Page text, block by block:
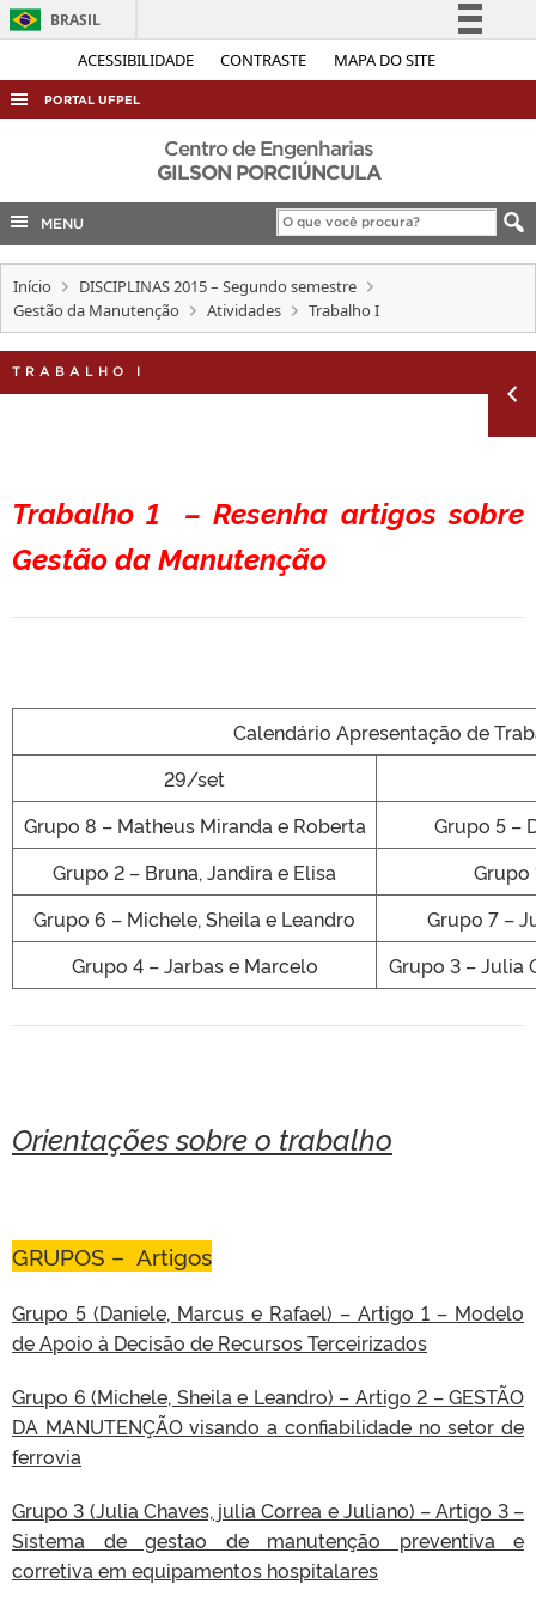
ACESSIBILIDADE CONTRASTE MAPA DO SITE
BRASIL
Simplifique!
Acesso à informação
Legislação
Canais
PORTAL UFPEL
ACESSO À INFORMAÇÃO
COBALTO
CONCURSOS
EDITAIS
Centro de Engenharias
GILSON PORCIÚNCULA
MENU
Início
DISCIPLINAS 2015 – Segundo semestre
Gestão da Manutenção
Atividades Trabalho I
TRABALHO I
Trabalho 1 – Resenha artigos sobre
Gestão da Manutenção
Calendário Apresentação de
29/set
Grupo 8 – Matheus Miranda e Roberta
Grupo 5 –
Grupo 2 – Bruna, Jandira e Elisa
Grupo
Grupo 6 – Michele, Sheila e Leandro
Grupo 7 –
Grupo 4 – Jarbas e Marcelo
Grupo 3 – Julia
Orientações sobre o trabalho
GRUPOS – Artigos
Grupo 5 (Daniele, Marcus e Rafael) – Artigo 1 – Modelo
de Apoio à Decisão de Recursos Terceirizados
Grupo 6 (Michele, Sheila e Leandro) – Artigo 2 – GESTÃO
DA MANUTENÇÃO visando a confiabilidade no setor de
ferrovia
Grupo 3 (Julia Chaves, julia Correa e Juliano) – Artigo 3 –
Sistema de gestao de manutenção preventiva e
corretiva em equipamentos hospitalares